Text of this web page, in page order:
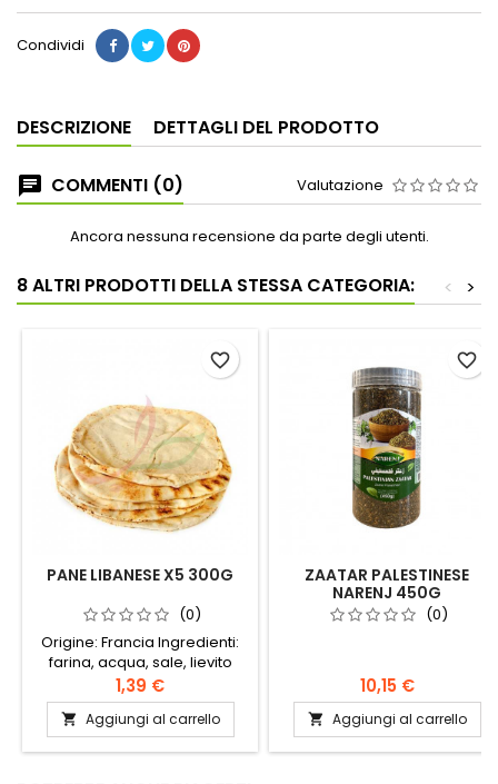
Condividi
DESCRIZIONE DETTAGLI DEL PRODOTTO
COMMENTI (0) Valutazione
Ancora nessuna recensione da parte degli utenti.
8 ALTRI PRODOTTI DELLA STESSA CATEGORIA: >
<
PANE LIBANESE X5 300G
(0)
Origine: Francia Ingredienti:
farina, acqua, sale, lievito
Sacchetto da 5 polpetteSi
prega di notare che dal
momento della spedizione,
la consegna richiede tra 1 e 3
1,39 €
 Aggiungi al carrello
favorite_border
ZAATAR PALESTINESE
NARENJ 450G
(0)
10,15 €
 Aggiungi al carrello
favorite_border